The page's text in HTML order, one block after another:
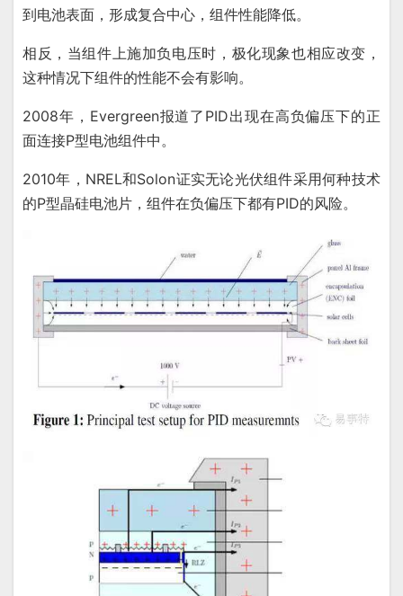
到电池表面，形成复合中心，组件性能降低。
相反，当组件上施加负电压时，极化现象也相应改变，
这种情况下组件的性能不会有影响。
2008年，Evergreen报道了PID出现在高负偏压下的正
面连接P型电池组件中。
2010年，NREL和Solon证实无论光伏组件采用何种技术
的P型晶硅电池片，组件在负偏压下都有PID的风险。